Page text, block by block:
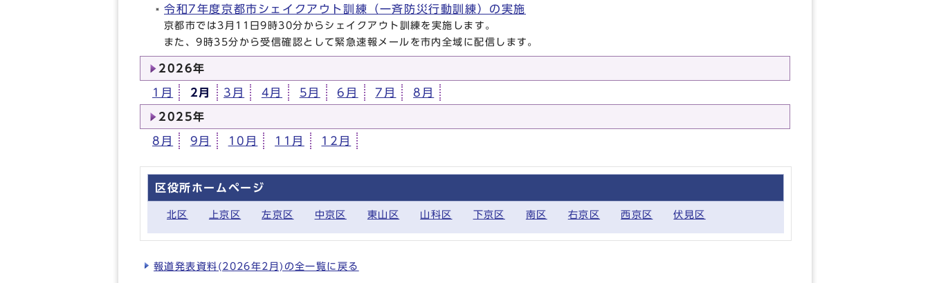
令和7年度京都市シェイクアウト訓練（一斉防災行動訓練）の実施
京都市では3月11日9時30分からシェイクアウト訓練を実施します。
また、9時35分から受信確認として緊急速報メールを市内全域に配信します。
2026年
1月 2月 3月 4月 5月 6月 7月 8月
2025年
8月 9月 10月 11月 12月
区役所ホームページ
北区 上京区 左京区 中京区 東山区 山科区 下京区 南区 右京区 西京区 伏見区
報道発表資料(2026年2月)の全一覧に戻る